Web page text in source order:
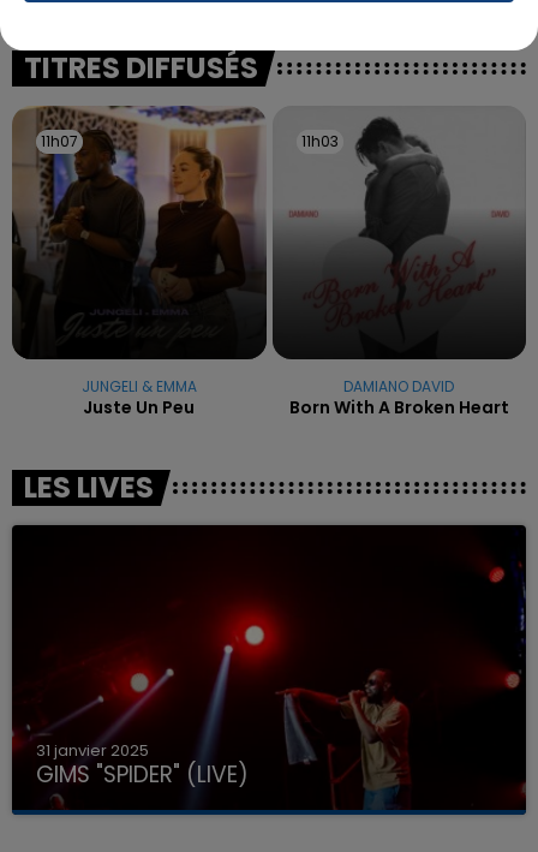
excuses.
TITRES DIFFUSÉS
11h07
11h07
JUNGELI & EMMA
Juste Un Peu
11h03
11h03
DAMIANO DAVID
Born With A Broken Heart
LES LIVES
31 janvier 2025
GIMS "SPIDER" (LIVE)